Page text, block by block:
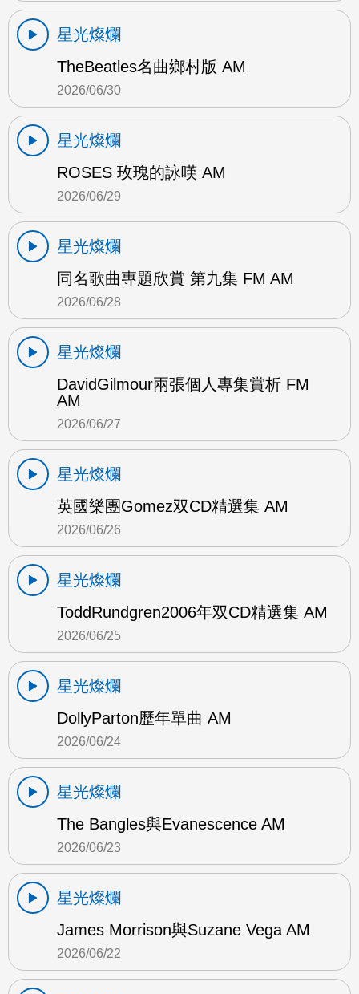
星光燦爛
TheBeatles名曲鄉村版 AM
2026/06/30
星光燦爛
ROSES 玫瑰的詠嘆 AM
2026/06/29
星光燦爛
同名歌曲專題欣賞 第九集 FM AM
2026/06/28
星光燦爛
DavidGilmour兩張個人專集賞析 FM
AM
2026/06/27
星光燦爛
英國樂團Gomez双CD精選集 AM
2026/06/26
星光燦爛
ToddRundgren2006年双CD精選集 AM
2026/06/25
星光燦爛
DollyParton歷年單曲 AM
2026/06/24
星光燦爛
The Bangles與Evanescence AM
2026/06/23
星光燦爛
James Morrison與Suzane Vega AM
2026/06/22